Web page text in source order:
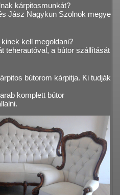
kárpitosmunkát?
Jász Nagykun Szolnok megye
kell megoldani?
teherautóval, a bútor szállítását
bútorom kárpitja. Ki tudják
komplett bútor